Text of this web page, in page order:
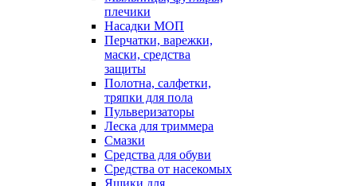
плечики
Насадки МОП
Перчатки, варежки,
маски, средства
защиты
Полотна, салфетки,
тряпки для пола
Пульверизаторы
Леска для триммера
Смазки
Средства для обуви
Средства от насекомых
Ящики для